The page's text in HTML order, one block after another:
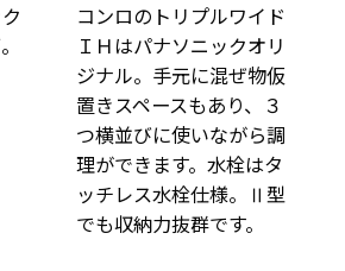
コンロのトリプルワイド
ＩＨはパナソニックオリ
ジナル。手元に混ぜ物仮
置きスペースもあり、３
つ横並びに使いながら調
理ができます。水栓はタ
ッチレス水栓仕様。Ⅱ型
でも収納力抜群です。